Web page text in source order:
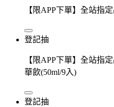
【限APP下單】全站指
登記抽
【限APP下單】全站指
華飲(50ml/9入)
登記抽